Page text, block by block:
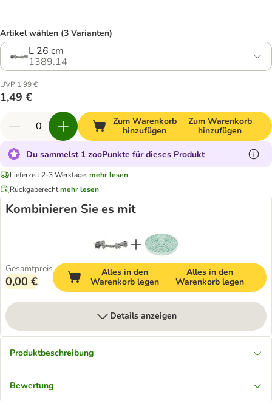
Artikel wählen (3 Varianten)
L 26 cm
1389.14
UVP 1,99 €
1,49 €
Zum Warenkorb
hinzufügen
Zum Warenkorb
hinzufügen
Du sammelst 1 zooPunkte für dieses Produkt
Lieferzeit 2-3 Werktage. mehr lesen
Rückgaberechtmehr lesen
Kombinieren Sie es mit
Gesamtpreis
0,00 €
Alles in den
Warenkorb legen
Alles in den
Warenkorb legen
Details anzeigen
Produktbeschreibung
Bewertung